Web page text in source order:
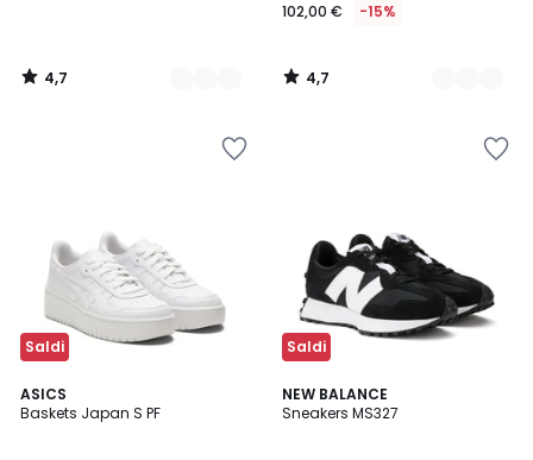
4,7
/
102,00 € -15%
4,7
/
Saldi
ASICS
Baskets Japan S PF
4,8
/ 5
Saldi
NEW BALANCE
Sneakers MS327
4,5
/ 5